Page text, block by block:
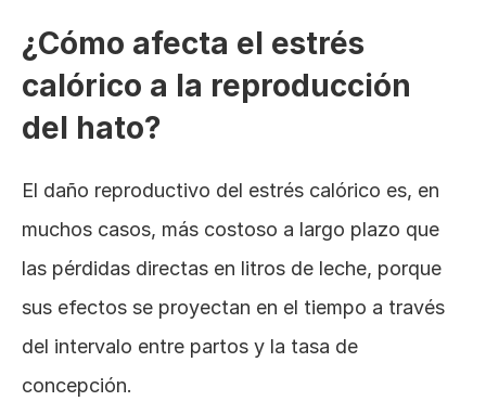
¿Cómo afecta el estrés
calórico a la reproducción
del hato?
El daño reproductivo del estrés calórico es, en
muchos casos, más costoso a largo plazo que
las pérdidas directas en litros de leche, porque
sus efectos se proyectan en el tiempo a través
del intervalo entre partos y la tasa de
concepción.